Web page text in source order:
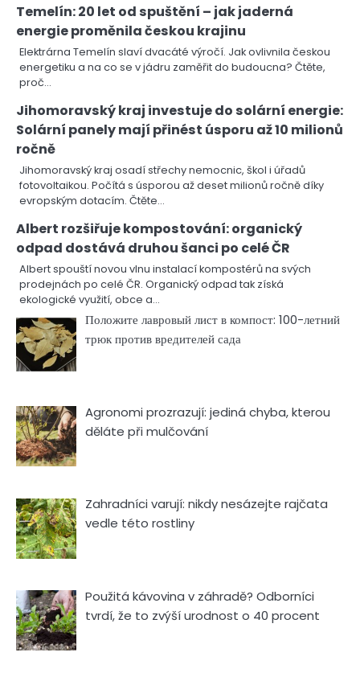
Temelín: 20 let od spuštění – jak jaderná
energie proměnila českou krajinu
Elektrárna Temelín slaví dvacáté výročí. Jak ovlivnila českou
energetiku a na co se v jádru zaměřit do budoucna? Čtěte,
proč…
Jihomoravský kraj investuje do solární energie:
Solární panely mají přinést úsporu až 10 milionů
ročně
Jihomoravský kraj osadí střechy nemocnic, škol i úřadů
fotovoltaikou. Počítá s úsporou až deset milionů ročně díky
evropským dotacím. Čtěte…
Albert rozšiřuje kompostování: organický
odpad dostává druhou šanci po celé ČR
Albert spouští novou vlnu instalací kompostérů na svých
prodejnách po celé ČR. Organický odpad tak získá
ekologické využití, obce a…
Положите лавровый лист в компост: 100-летний
трюк против вредителей сада
Agronomi prozrazují: jediná chyba, kterou
děláte při mulčování
Zahradníci varují: nikdy nesázejte rajčata
vedle této rostliny
Použitá kávovina v záhradě? Odborníci
tvrdí, že to zvýší urodnost o 40 procent